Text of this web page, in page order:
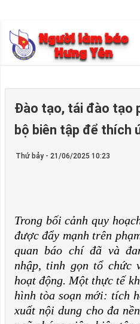
Đào tạo, tái đào tạo
bộ biên tập để thích
Thứ bảy - 21/06/2025 10:23
Trong bối cảnh quy
được đẩy mạnh trên
quan báo chí đã và
nhập, tinh gọn tổ chức
hoạt động. Một thực tế
hình tòa soạn mới: tích
xuất nội dung cho đa